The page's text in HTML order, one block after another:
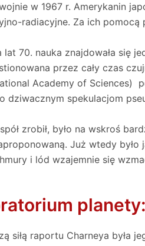
w 1967 r. Amerykanin
radiacyjne. Za ich pomocą
lat 70. nauka znajdowała się
przez cały czas
Academy of Sciences)
dziwacznym spekulacjom
zrobił, było na wskroś
Już wtedy
i lód wzajemnie się
siłą raportu Charneya była